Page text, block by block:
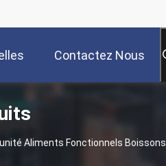
Contactez Nous
Aliments Fonctionnels Boissons